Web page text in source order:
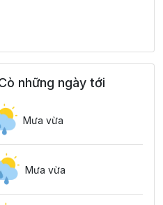
những ngày tới
Mưa vừa
Mưa vừa